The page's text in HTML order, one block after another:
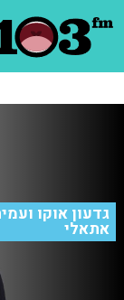
גדעון אוקו
אתאלי